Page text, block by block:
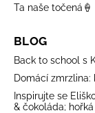
Ta naše točená🍦
BLOG
Back to school s
Domácí
Inspirujte se
& čokoláda;